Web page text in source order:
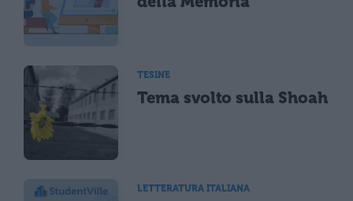
TESINE
Tema svolto sulla Shoah
LETTERATURA ITALIANA